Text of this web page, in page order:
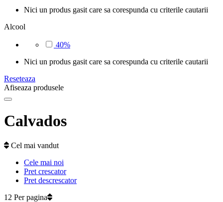
Nici un produs gasit care sa corespunda cu criterile cautarii
Alcool
40%
Nici un produs gasit care sa corespunda cu criterile cautarii
Reseteaza
Afiseaza produsele
Calvados
Cel mai vandut
Cele mai noi
Pret crescator
Pret descrescator
12 Per pagina